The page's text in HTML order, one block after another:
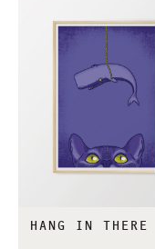
HANG IN THERE